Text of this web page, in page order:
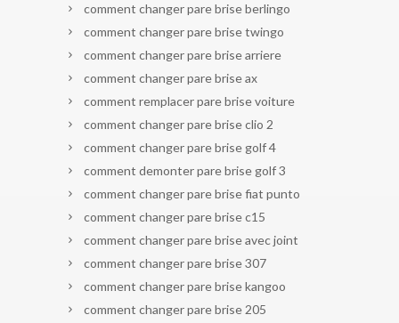
comment changer pare brise berlingo
comment changer pare brise twingo
comment changer pare brise arriere
comment changer pare brise ax
comment remplacer pare brise voiture
comment changer pare brise clio 2
comment changer pare brise golf 4
comment demonter pare brise golf 3
comment changer pare brise fiat punto
comment changer pare brise c15
comment changer pare brise avec joint
comment changer pare brise 307
comment changer pare brise kangoo
comment changer pare brise 205